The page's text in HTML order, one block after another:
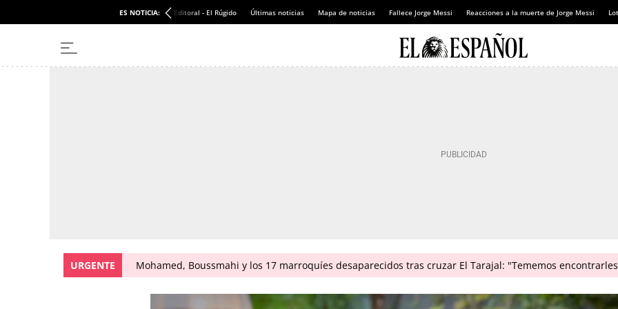
ES NOTICIA: Editoral - El Rúgido Últimas noticias Mapa de noticias Fallece Jorge Messi Reacciones a la muerte de Jorge Messi
URGENTE Mohamed, Boussmahi y los 17 marroquíes desaparecidos tras cruzar El Tarajal: "Tememos